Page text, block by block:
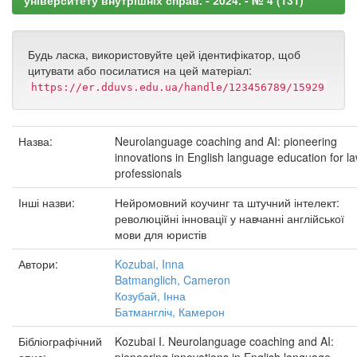
Будь ласка, використовуйте цей ідентифікатор, щоб
цитувати або посилатися на цей матеріал:
https://er.dduvs.edu.ua/handle/123456789/15929
Назва:
Neurolanguage coaching and AI: pioneering
innovations in English language education for
professionals
Інші назви:
Нейромовний коучинг та штучний інтелект:
революційні інновації у навчанні англійської
мови для юристів
Автори:
Kozubai, Inna
Batmanglich, Cameron
Козубай, Інна
Батмангліч, Камерон
Бібліографічний
Kozubai I. Neurolanguage coaching and AI: